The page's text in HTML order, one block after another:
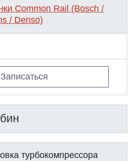
Common Rail (Bosch /
/ Denso)
Записаться
турбокомпрессора